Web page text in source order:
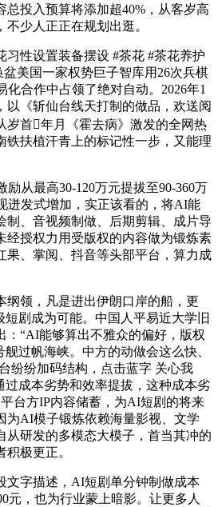
总投入预算将添加超40%，从客岁高
少人正正在规划出逛。
性设置装备摆设 #茶花 #茶花养护
美国一家权势巨子智库用26次兵棋
合作中占领了绝对自动。2026年1
以《斩仙台线天打制的做品，欢送阅
岁首年月《霍去病》激发的全网热
铁扶植汗青上的标记性一步，又能理
从最高30-120万元提拔至90-360万
迸发式增加，实正该看的，将AI能
制、音视频制做、后期剪辑、成片导
经授权力用受版权的内容做为锻炼素
果、掌阅、抖音等头部平台，算力成
领，凡是进出伊朗口岸的船，更
短剧成为可能。中国人平易近大学旧
：“AI能够算出不雅众的偏好，版权
过帆海峡。中方的动做会这么快、
纷纷加码结构，点击蓝字 关心我
过成本劣势和效率提拔，这种成本劣
台方IP内容储蓄，为AI短剧的将来
为AI模子锻炼依赖海量影视、文学
从研发的多模态大模子，首当其冲的
极更正。
字描述，AI短剧单分钟制做成本
元，也为行业蒙上暗影。让更多人